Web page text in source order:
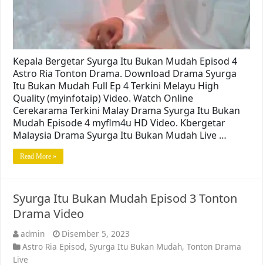
Kepala Bergetar Syurga Itu Bukan Mudah Episod 4
Astro Ria Tonton Drama. Download Drama Syurga
Itu Bukan Mudah Full Ep 4 Terkini Melayu High
Quality (myinfotaip) Video. Watch Online
Cerekarama Terkini Malay Drama Syurga Itu Bukan
Mudah Episode 4 myflm4u HD Video. Kbergetar
Malaysia Drama Syurga Itu Bukan Mudah Live …
Read More »
Syurga Itu Bukan Mudah Episod 3 Tonton
Drama Video
admin
Disember 5, 2023
Astro Ria Episod, Syurga Itu Bukan Mudah,Tonton Drama
Live